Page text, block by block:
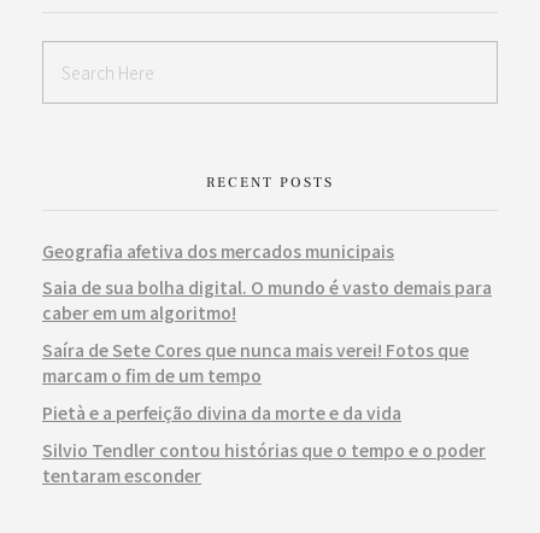
RECENT POSTS
Geografia afetiva dos mercados municipais
Saia de sua bolha digital. O mundo é vasto demais para
caber em um algoritmo!
Saíra de Sete Cores que nunca mais verei! Fotos que
marcam o fim de um tempo
Pietà e a perfeição divina da morte e da vida
Silvio Tendler contou histórias que o tempo e o poder
tentaram esconder